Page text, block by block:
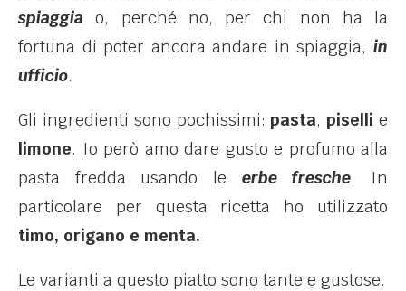
spiaggia o, perché no, per chi non ha la
fortuna di poter ancora andare in spiaggia, in
ufficio.
Gli ingredienti sono pochissimi:pasta,piselli e
limone. Io però amo dare gusto e profumo alla
pasta fredda usando le erbe fresche. In
particolare per questa ricetta ho utilizzato
timo, origano e menta.
Le varianti a questo piatto sono tante e gustose.